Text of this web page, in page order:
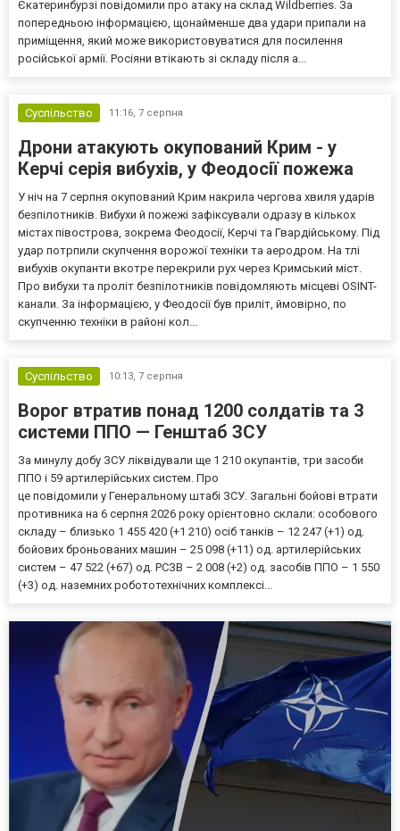
Єкатеринбурзі повідомили про атаку на склад Wildberries. За
попередньою інформацією, щонайменше два удари припали на
приміщення, який може використовуватися для посилення
російської армії. Росіяни втікають зі складу після а...
Суспільство 11:16, 7 серпня
Дрони атакують окупований Крим - у
Керчі серія вибухів, у Феодосії пожежа
У ніч на 7 серпня окупований Крим накрила чергова хвиля ударів
безпілотників. Вибухи й пожежі зафіксували одразу в кількох
містах півострова, зокрема Феодосії, Керчі та Гвардійському. Під
удар потрпили скупчення ворожої техніки та аеродром. На тлі
вибухів окупанти вкотре перекрили рух через Кримський міст.
Про вибухи та проліт безпілотників повідомляють місцеві OSINT-
канали. За інформацією, у Феодосії був приліт, ймовірно, по
скупченню техніки в районі кол...
Суспільство 10:13, 7 серпня
Ворог втратив понад 1200 солдатів та 3
системи ППО — Генштаб ЗСУ
За минулу добу ЗСУ ліквідували ще 1 210 окупантів, три засоби
ППО і 59 артилерійських систем. Про
це повідомили у Генеральному штабі ЗСУ. Загальні бойові втрати
противника на 6 серпня 2026 року орієнтовно склали: особового
складу – близько 1 455 420 (+1 210) осіб танків – 12 247 (+1) од.
бойових броньованих машин – 25 098 (+11) од. артилерійських
систем – 47 522 (+67) од. РСЗВ – 2 008 (+2) од. засобів ППО – 1 550
(+3) од. наземних робототехнічних комплексі...